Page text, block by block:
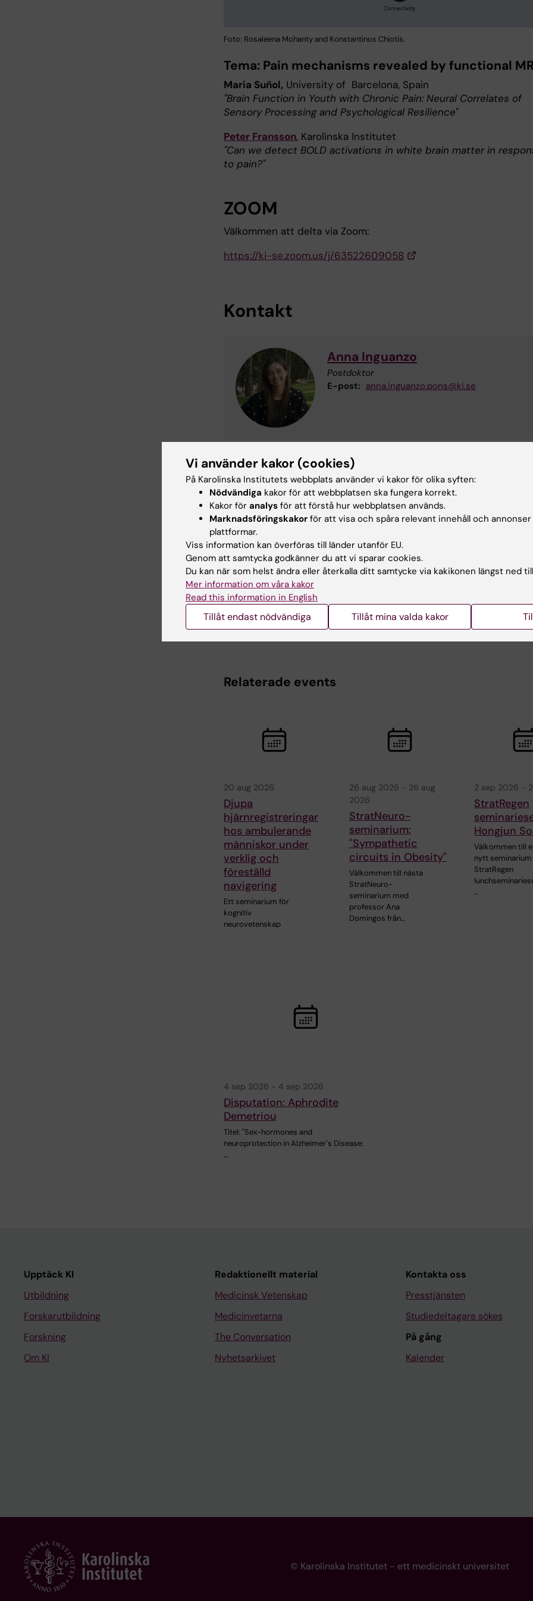
Foto: Rosaleena Mohanty and Konstantinos Chiotis.
Tema: Pain mechanisms revealed by functional
Maria Suñol, University of Barcelona, Spain
"Brain Function in Youth with Chronic Pain: Neural Correlates of
Sensory Processing and Psychological Resilience"
Peter Fransson, Karolinska Institutet
"Can we detect BOLD activations in white brain matter in
to pain?"
ZOOM
Välkommen att delta via Zoom:
https://ki-se.zoom.us/j/63522609058
Kontakt
Anna Inguanzo
Postdoktor
E-post: anna.inguanzo.pons@ki.se
Tags
Centrum för alzheimerforskning StratNeuro (sv)
Alzheimers sjukdom Neurobiologi Neurologi
Redaktör:Kathrin Dellblad
Sidan uppdaterad:2026-05-18
Dela
Relaterade events
20 aug 2026
Djupa
hjärnregistreringar
hos ambulerande
människor under
verklig och
föreställd
navigering
Ett seminarium för
kognitiv
neurovetenskap
26 aug 2026 - 26 aug
2026
StratNeuro-
seminarium:
"Sympathetic
circuits in Obesity"
Välkommen till nästa
StratNeuro-
seminarium med
professor Ana
Domingos från…
2 sep 2026 -
StratRegen
Hongjun
Välkommen till
nytt seminarium
StratRegen
…
4 sep 2026 - 4 sep 2026
Disputation: Aphrodite
Demetriou
Titel: "Sex-hormones and
neuroprotection in Alzheimer´s Disease:
…
Upptäck KI
Utbildning
Forskarutbildning
Forskning
Om KI
Redaktionellt material
Medicinsk Vetenskap
Medicinvetarna
The Conversation
Nyhetsarkivet
Kontakta oss
Presstjänsten
Studiedeltagare sökes
På gång
Kalender
© Karolinska Institutet - ett medicinskt universitet
Vi använder kakor (cookies)
På Karolinska Institutets webbplats använder vi kakor för olika syften:
Nödvändiga kakor för att webbplatsen ska fungera korrekt.
Kakor för analys för att förstå hur webbplatsen används.
Marknadsföringskakor för att visa och spåra relevant innehåll och
plattformar.
Viss information kan överföras till länder utanför EU.
Genom att samtycka godkänner du att vi sparar cookies.
Du kan när som helst ändra eller återkalla ditt samtycke via kakikonen längst ned
Mer information om våra kakor
Read this information in English
Tillåt endast nödvändiga Tillåt mina valda kakor